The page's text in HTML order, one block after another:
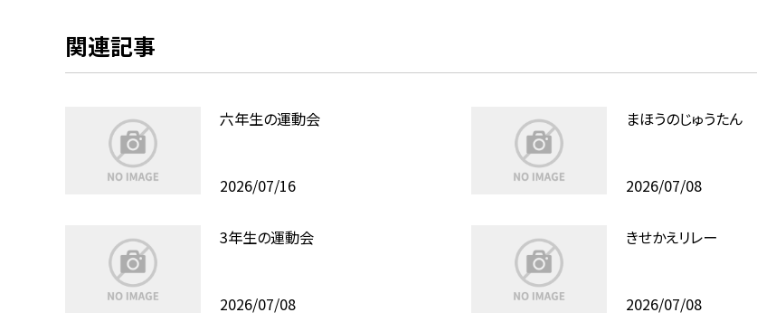
関連記事
六年生の運動会
2026/07/16
まほうのじゅうたん
2026/07/08
3年生の運動会
2026/07/08
きせかえリレー
2026/07/08